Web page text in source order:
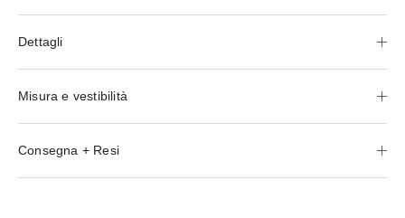
Dettagli
Misura e vestibilità
Consegna + Resi